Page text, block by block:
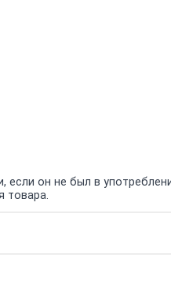
он не был в
товара.